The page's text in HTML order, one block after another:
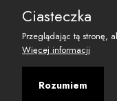
Ciasteczka
Przeglądając tą stronę,
Więcej informacji
Rozumiem